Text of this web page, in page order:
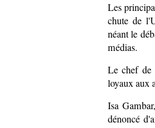
Les
chute de
néant le
médias.
Le chef de
loyaux aux
Isa
dénoncé